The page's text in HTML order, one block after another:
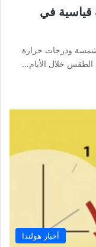
قياسية في
مشمسة ودرجات حرارة
الطقس خلال الأيام…
أخبار هولندا